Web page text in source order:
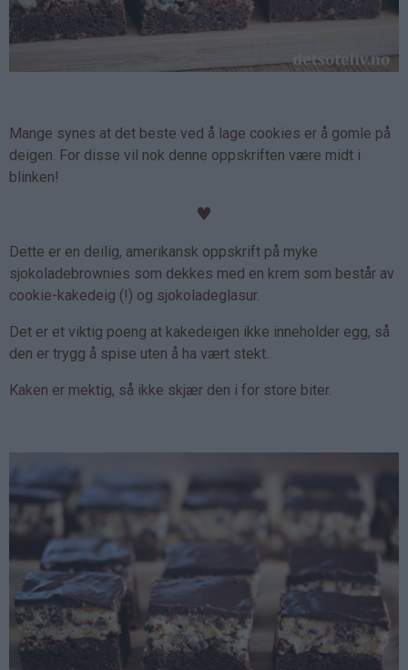
Mange synes at det beste ved å lage cookies er å gomle på
deigen. For disse vil nok denne oppskriften være midt i
blinken!
♥
Dette er en deilig, amerikansk oppskrift på myke
sjokoladebrownies som dekkes med en krem som består av
cookie-kakedeig (!) og sjokoladeglasur.
Det er et viktig poeng at kakedeigen ikke inneholder egg, så
den er trygg å spise uten å ha vært stekt.
Kaken er mektig, så ikke skjær den i for store biter.